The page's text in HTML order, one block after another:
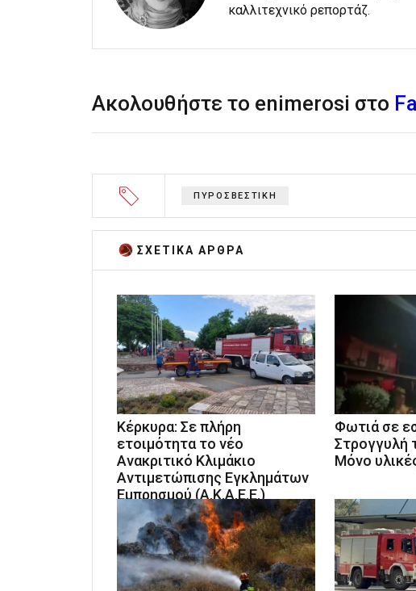
καλλιτεχνικό ρεπορτάζ.
Ακολουθήστε το enimerosi στο
ΠΥΡΟΣΒΕΣΤΙΚΗ
ΣΧΕΤΙΚA AΡΘΡΑ
Κέρκυρα: Σε πλήρη
ετοιμότητα το νέο
Ανακριτικό Κλιμάκιο
Αντιμετώπισης Εγκλημάτων
Εμπρησμού (Α.Κ.Α.Ε.Ε.)
Φωτιά σε
Στρογγυλή
Μόνο